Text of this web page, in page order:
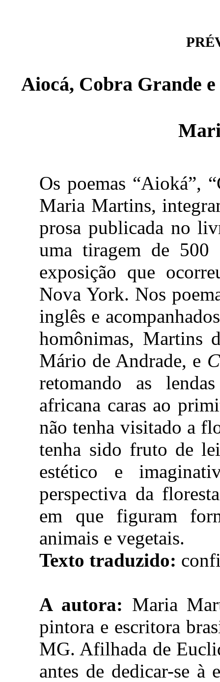
Aiocá, Cobra Grande
Os poemas “Aioká”,
Maria Martins,
prosa publicada no
uma tiragem de 500
exposição que
Nova York. Nos
inglês e
homônimas, Martins
Mário de Andrade, e
retomando as
africana caras ao
não tenha visitado a
tenha sido fruto de
estético e
perspectiva da
em que figuram
animais e vegetais.
Texto traduzido:
A autora: Maria
pintora e escritora
MG. Afilhada de
antes de dedicar-se à